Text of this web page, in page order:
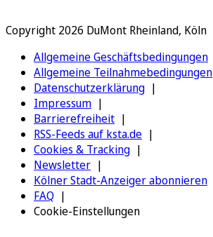
Copyright 2026 DuMont Rheinland, Köln
Allgemeine Geschäftsbedingungen
Allgemeine Teilnahmebedingungen
Datenschutzerklärung
Impressum
Barrierefreiheit
RSS-Feeds auf ksta.de
Cookies & Tracking
Newsletter
Kölner Stadt-Anzeiger abonnieren
FAQ
Cookie-Einstellungen